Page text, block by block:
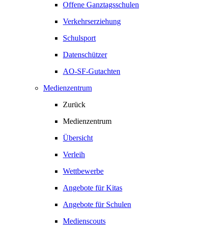
Offene Ganztagsschulen
Verkehrserziehung
Schulsport
Datenschützer
AO-SF-Gutachten
Medienzentrum
Zurück
Medienzentrum
Übersicht
Verleih
Wettbewerbe
Angebote für Kitas
Angebote für Schulen
Medienscouts